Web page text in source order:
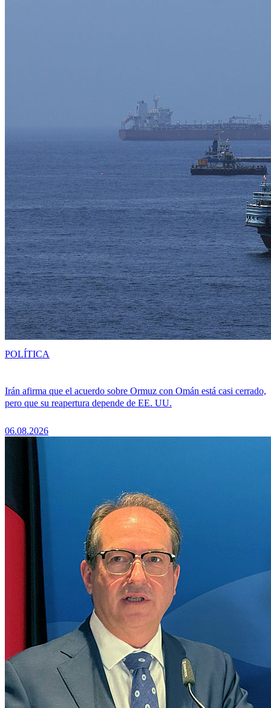
Irán afirma que el acuerdo sobre Ormuz con Omán está casi cerrado,
pero que su reapertura depende de EE. UU.
06.08.2026
POLÍTICA